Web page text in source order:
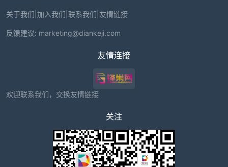
关于我们 加入我们 联系我们 友情链接
反馈建议: marketing@diankeji.com
友情连接
欢迎联系我们，交换友情链接
关注